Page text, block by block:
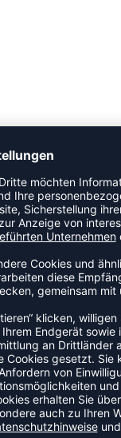
dich trocken
DER